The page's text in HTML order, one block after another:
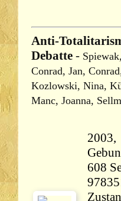
Anti-
Debatte -
Conrad, Jan,
Kozlowski, Nina,
Manc, Joanna,
2003,
608 Seiten